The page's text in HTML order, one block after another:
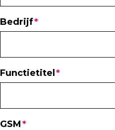
Bedrijf
Functietitel
GSM